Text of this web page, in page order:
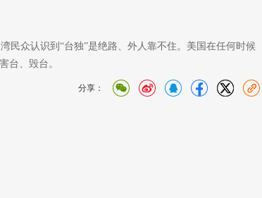
民众认识到“台独”是绝路、外人靠不住。美国在任何时候
台、毁台。
分享：